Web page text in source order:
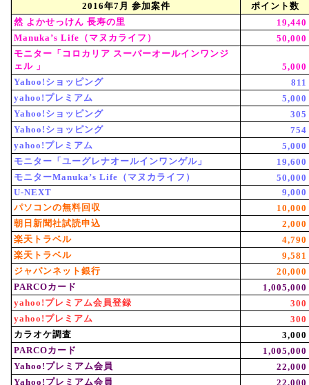
2016年7月 参加案件
ポイント数
然 よかせっけん 長寿の里
19,440
Manuka’s Life（マヌカライフ）
50,000
モニター「コロカリア スーパーオールインワンジ
ェル 」
5,000
Yahoo!ショッピング
811
yahoo!プレミアム
5,000
Yahoo!ショッピング
305
Yahoo!ショッピング
754
yahoo!プレミアム
5,000
モニター「ユーグレナオールインワンゲル」
19,600
モニターManuka’s Life（マヌカライフ）
50,000
U-NEXT
9,000
パソコンの無料回収
10,000
朝日新聞社試読申込
2,000
楽天トラベル
4,790
楽天トラベル
9,581
ジャパンネット銀行
20,000
PARCOカード
1,005,000
yahoo!プレミアム会員登録
300
yahoo!プレミアム
300
カラオケ調査
3,000
PARCOカード
1,005,000
Yahoo!プレミアム会員
22,000
Yahoo!プレミアム会員
22,000